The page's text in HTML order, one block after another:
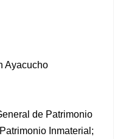
Ayacucho
de Patrimonio
Inmaterial;